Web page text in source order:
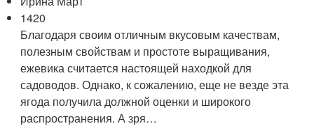
1420
Благодаря своим отличным вкусовым качествам,
полезным свойствам и простоте выращивания,
ежевика считается настоящей находкой для
садоводов. Однако, к сожалению, еще не везде эта
ягода получила должной оценки и широкого
распространения. А зря…